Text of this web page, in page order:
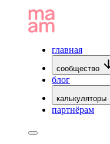
главная
сообщество
блог
калькуляторы
партнёрам